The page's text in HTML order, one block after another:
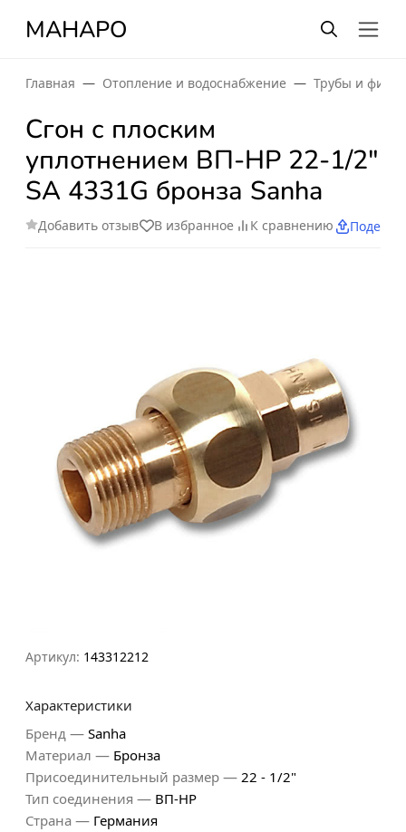
МАНАРО
Главная Отопление и водоснабжение Трубы и
Сгон с плоским
уплотнением ВП-НР 22-1/2"
SA 4331G бронза Sanha
Добавить отзыв В избранное К сравнению
Артикул: 143312212
Характеристики
Бренд — Sanha
Материал — Бронза
Присоединительный размер — 22 - 1/2"
Тип соединения — ВП-НР
Страна — Германия